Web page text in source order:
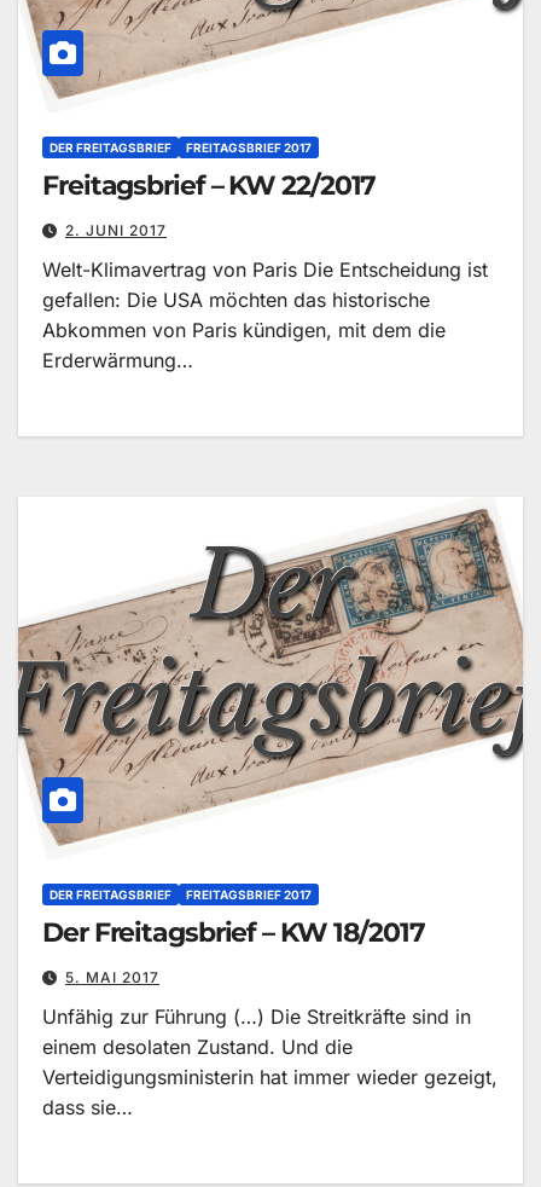
DER FREITAGSBRIEF FREITAGSBRIEF 2017
Freitagsbrief – KW 22/2017
2. JUNI 2017
Welt-Klimavertrag von Paris Die Entscheidung ist
gefallen: Die USA möchten das historische
Abkommen von Paris kündigen, mit dem die
Erderwärmung…
DER FREITAGSBRIEF FREITAGSBRIEF 2017
Der Freitagsbrief – KW 18/2017
5. MAI 2017
Unfähig zur Führung (…) Die Streitkräfte sind in
einem desolaten Zustand. Und die
Verteidigungsministerin hat immer wieder gezeigt,
dass sie…